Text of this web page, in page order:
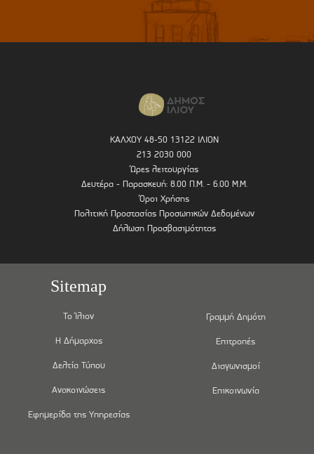
ΚΑΛΧΟΥ 48-50 13122 ΙΛΙΟΝ
213 2030 000
Ώρες λειτουργίας
Δευτέρα - Παρασκευή: 8.00 Π.Μ. - 6.00 Μ.Μ.
Όροι Χρήσης
Πολιτική Προστασίας Προσωπικών Δεδομένων
Δήλωση Προσβασιμότητας
Sitemap
Το Ίλιον
Η Δήμαρχος
Δελτία Τύπου
Ανακοινώσεις
Εφημερίδα της Υπηρεσίας
Γραμμή Δημότη
Επιτροπές
Διαγωνισμοί
Επικοινωνία